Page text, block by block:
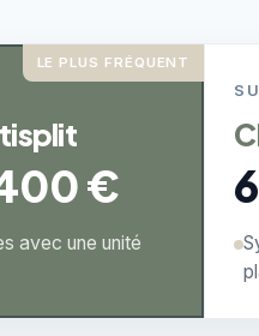
LE PLUS FRÉQUENT
€
avec une unité